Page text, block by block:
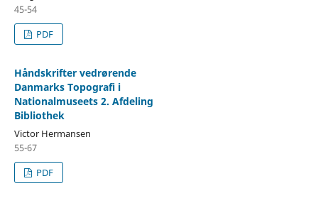
45-54
PDF
Håndskrifter vedrørende
Danmarks Topografi i
Nationalmuseets 2. Afdeling
Bibliothek
Victor Hermansen
55-67
PDF